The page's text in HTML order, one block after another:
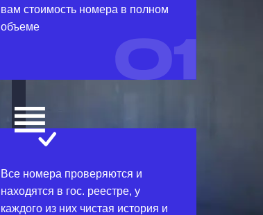
вам стоимость номера в полном
объеме
Все номера проверяются и
находятся в гос. реестре, у
каждого из них чистая история и